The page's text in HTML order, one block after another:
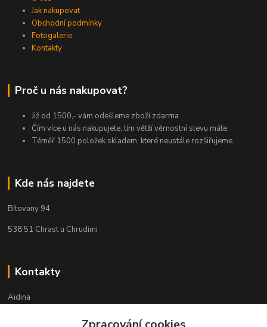
Jak nakupovat
Obchodní podmínky
Fotogalerie
Kontakty
Proč u nás nakupovat?
Již od 1500,- vám odešleme zboží zdarma.
Čím více u nás nakupujete, tím větší věrnostní slevu máte.
Téměř 1500 položek skladem, které neustále rozšiřujeme.
Kde nás najdete
Bítovany 94
538 51 Chrast u Chrudimi
Kontakty
Aidina
Veronika Holasová Schejbalová